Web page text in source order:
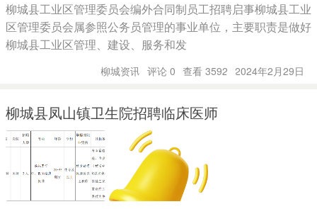
柳城县工业区管理委员会编外合同制员工招聘启事柳城县工业
区管理委员会属参照公务员管理的事业单位，主要职责是做好
柳城县工业区管理、建设、服务和发
柳城资讯 评论 0 查看 3592 2024年2月29日
柳城县凤山镇卫生院招聘临床医师